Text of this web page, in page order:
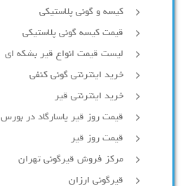
کیسه و گونی پلاستیکی
قیمت کیسه گونی پلاستیکی
لیست قیمت انواع قیر بشکه ای
خرید اینترنتی گونی کنفی
خرید اینترنتی قیر
قیمت روز قیر پاسارگاد در بورس
قیمت روز قیر
مرکز فروش قیرگونی تهران
قیرگونی ارزان